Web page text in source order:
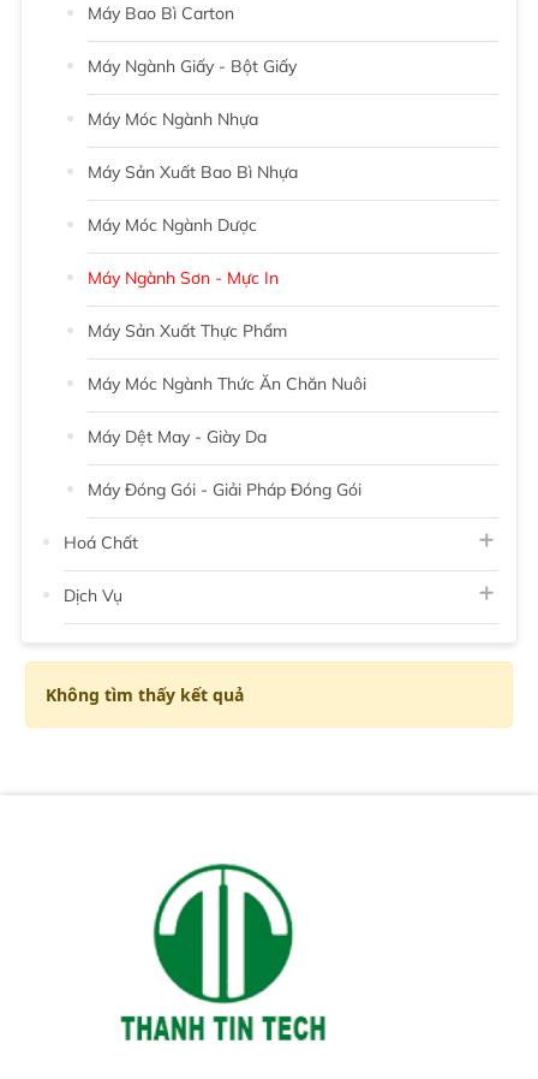
Máy Bao Bì Carton
Máy Ngành Giấy - Bột Giấy
Máy Móc Ngành Nhựa
Máy Sản Xuất Bao Bì Nhựa
Máy Móc Ngành Dược
Máy Ngành Sơn - Mực In
Máy Sản Xuất Thực Phẩm
Máy Móc Ngành Thức Ăn Chăn Nuôi
Máy Dệt May - Giày Da
Máy Đóng Gói - Giải Pháp Đóng Gói
Hoá Chất
Dịch Vụ
Không tìm thấy kết quả